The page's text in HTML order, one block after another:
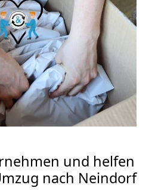
und helfen
nach Neindorf